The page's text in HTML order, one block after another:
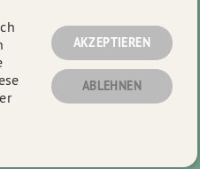
Rechte vorbehalten.
AKZEPTIEREN
ABLEHNEN